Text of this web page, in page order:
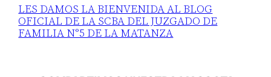
LES DAMOS LA BIENVENIDA AL BLOG
OFICIAL DE LA SCBA DEL JUZGADO DE
FAMILIA N°5 DE LA MATANZA